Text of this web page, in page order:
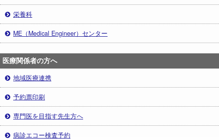
栄養科
ME（Medical Engineer）センター
医療関係者の方へ
地域医療連携
予約票印刷
専門医を目指す先生方へ
病診エコー検査予約